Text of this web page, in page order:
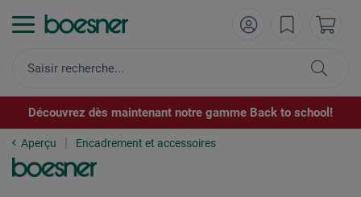
Découvrez dès maintenant notre gamme Back to school!
Aperçu Encadrement et accessoires